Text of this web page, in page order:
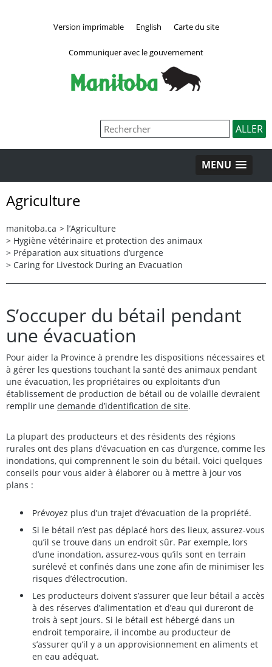
Version imprimable English Carte du site
Communiquer avec le gouvernement
MENU
Agriculture
manitoba.ca > l’Agriculture
> Hygiène vétérinaire et protection des animaux
> Préparation aux situations d’urgence
> Caring for Livestock During an Evacuation
S’occuper du bétail pendant
une évacuation
Pour aider la Province à prendre les dispositions nécessaires et
à gérer les questions touchant la santé des animaux pendant
une évacuation, les propriétaires ou exploitants d’un
établissement de production de bétail ou de volaille devraient
remplir une demande d’identification de site.
La plupart des producteurs et des résidents des régions
rurales ont des plans d’évacuation en cas d’urgence, comme les
inondations, qui comprennent le soin du bétail. Voici quelques
conseils pour vous aider à élaborer ou à mettre à jour vos
plans :
Prévoyez plus d’un trajet d’évacuation de la propriété.
Si le bétail n’est pas déplacé hors des lieux, assurez-vous
qu’il se trouve dans un endroit sûr. Par exemple, lors
d’une inondation, assurez-vous qu’ils sont en terrain
surélevé et confinés dans une zone afin de minimiser les
risques d’électrocution.
Les producteurs doivent s’assurer que leur bétail a accès
à des réserves d’alimentation et d’eau qui dureront de
trois à sept jours. Si le bétail est hébergé dans un
endroit temporaire, il incombe au producteur de
s’assurer qu’il y a un approvisionnement en aliments et
en eau adéquat.